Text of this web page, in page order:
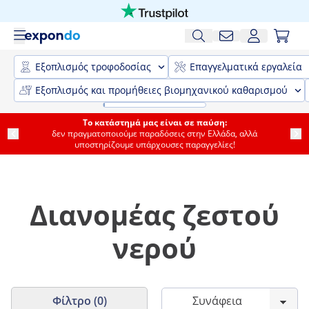
Εξοπλισμός τροφοδοσίας
Επαγγελματικά εργαλεία
Εξοπλισμός και προμήθειες βιομηχανικού καθαρισμού
Το κατάστημά μας είναι σε παύση:
δεν πραγματοποιούμε παραδόσεις στην Ελλάδα, αλλά
υποστηρίζουμε υπάρχουσες παραγγελίες!
Διανομέας ζεστού
νερού
Φίλτρο (0)